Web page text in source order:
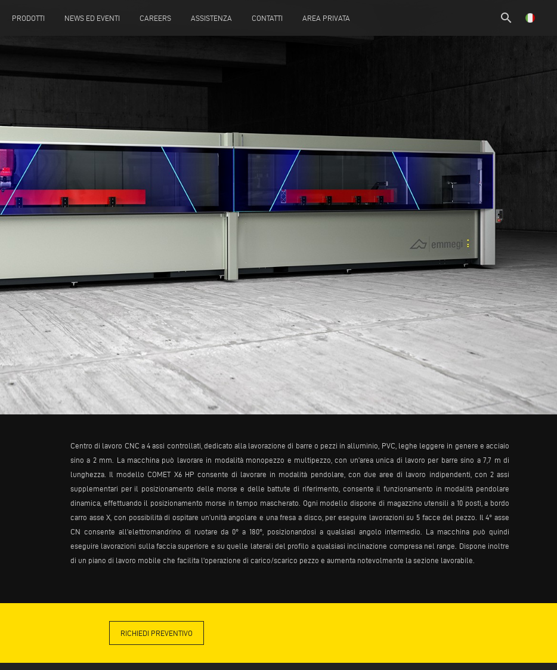
PRODOTTI NEWS ED EVENTI CAREERS ASSISTENZA CONTATTI AREA PRIVATA search
Centro di lavoro CNC a 4 assi controllati, dedicato alla lavorazione di barre o pezzi in alluminio, PVC, leghe leggere in genere e acciaio
sino a 2 mm. La macchina può lavorare in modalità monopezzo e multipezzo, con un’area unica di lavoro per barre sino a 7,7 m di
lunghezza. Il modello COMET X6 HP consente di lavorare in modalità pendolare, con due aree di lavoro indipendenti, con 2 assi
supplementari per il posizionamento delle morse e delle battute di riferimento, consente il funzionamento in modalità pendolare
dinamica, effettuando il posizionamento morse in tempo mascherato. Ogni modello dispone di magazzino utensili a 10 posti, a bordo
carro asse X, con possibilità di ospitare un’unità angolare e una fresa a disco, per eseguire lavorazioni su 5 facce del pezzo. Il 4° asse
CN consente all’elettromandrino di ruotare da 0° a 180°, posizionandosi a qualsiasi angolo intermedio. La macchina può quindi
eseguire lavorazioni sulla faccia superiore e su quelle laterali del profilo a qualsiasi inclinazione compresa nel range. Dispone inoltre
di un piano di lavoro mobile che facilita l'operazione di carico/scarico pezzo e aumenta notevolmente la sezione lavorabile.
RICHIEDI PREVENTIVO